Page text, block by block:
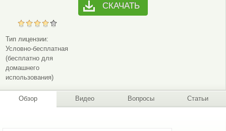
СКАЧАТЬ
Тип лицензии:
Условно-бесплатная
(бесплатно для
домашнего
использования)
Обзор Видео Вопросы Статьи